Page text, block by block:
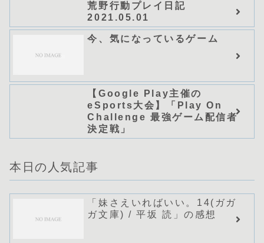
荒野行動プレイ日記
2021.05.01
今、気になっているゲーム
【Google Play主催の
eSports大会】「Play On
Challenge 最強ゲーム配信者
決定戦」
本日の人気記事
「妹さえいればいい。14(ガガ
ガ文庫) / 平坂 読」の感想